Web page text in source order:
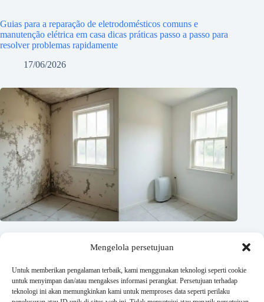
Mengelola persetujuan
Untuk memberikan pengalaman terbaik, kami menggunakan teknologi seperti cookie
untuk menyimpan dan/atau mengakses informasi perangkat. Persetujuan terhadap
teknologi ini akan memungkinkan kami untuk memproses data seperti perilaku
Guias para a reparação de eletrodomésticos comuns e
manutenção elétrica em casa dicas práticas passo a passo para
resolver problemas rapidamente
17/06/2026